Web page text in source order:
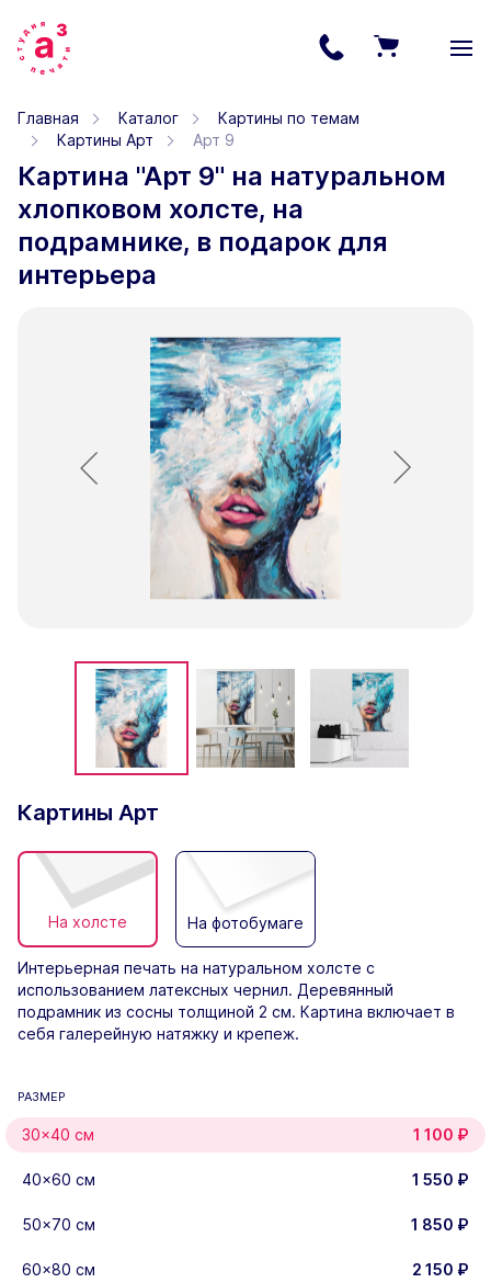
Главная Каталог
Картины по темам
Картины Арт
Арт 9
Картина "Арт 9" на натуральном
хлопковом холсте, на
подрамнике, в подарок для
интерьера
Картины Арт
На холсте На фотобумаге
Интерьерная печать на натуральном холсте с
использованием латексных чернил. Деревянный
подрамник из сосны толщиной 2 см. Картина включает в
себя галерейную натяжку и крепеж.
РАЗМЕР
30×40 см 1 100 ₽
40×60 см 1 550 ₽
50×70 см 1 850 ₽
60×80 см 2 150 ₽